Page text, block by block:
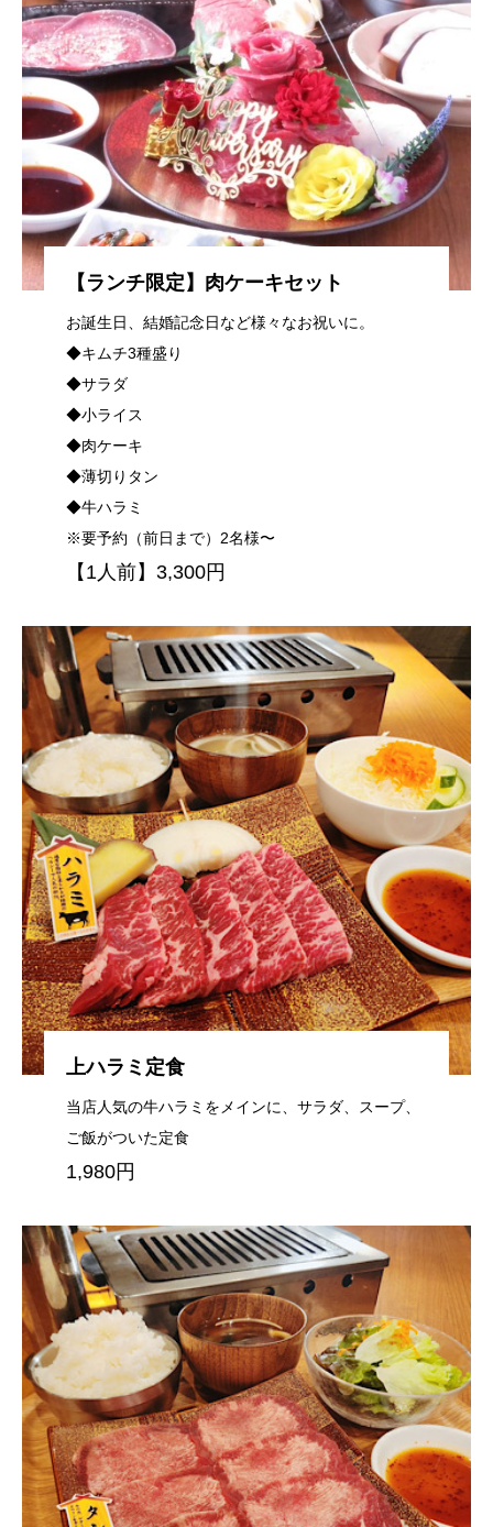
【ランチ限定】肉ケーキセット
お誕生日、結婚記念日など様々なお祝いに。
◆キムチ3種盛り
◆サラダ
◆小ライス
◆肉ケーキ
◆薄切りタン
◆牛ハラミ
※要予約（前日まで）2名様〜
【1人前】3,300円
上ハラミ定食
当店人気の牛ハラミをメインに、サラダ、スープ、
ご飯がついた定食
1,980円